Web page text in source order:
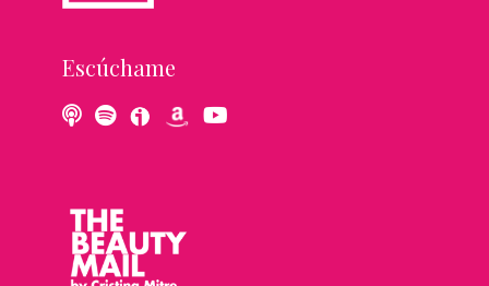
Escúchame